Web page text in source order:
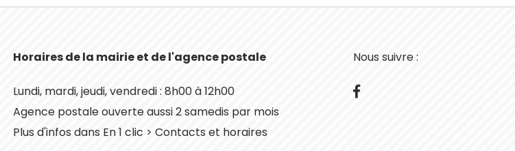
Horaires de la mairie et de l'agence postale
Lundi, mardi, jeudi, vendredi : 8h00 à 12h00
Agence postale ouverte aussi 2 samedis par mois
Plus d'infos dans En 1 clic > Contacts et horaires
Nous suivre :
Facebook